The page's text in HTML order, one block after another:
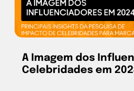
A Imagem dos
Celebridades em